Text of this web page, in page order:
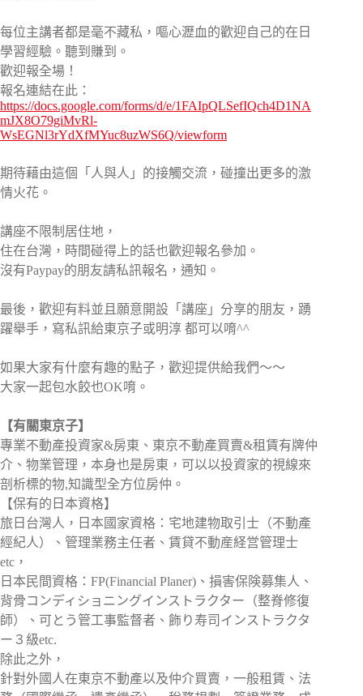
每位主講者都是毫不藏私，嘔心瀝血的歡迎自己的在日
學習經驗。聽到賺到。
歡迎報全場！
報名連結在此：
https://docs.google.com/forms/d/e/1FAIpQLSefIQch4D1NA
mJX8O79giMvRl-
WsEGNl3rYdXfMYuc8uzWS6Q/viewform
期待藉由這個「人與人」的接觸交流，碰撞出更多的激
情火花。
講座不限制居住地，
住在台灣，時間碰得上的話也歡迎報名參加。
沒有Paypay的朋友請私訊報名，通知。
最後，歡迎有料並且願意開設「講座」分享的朋友，踴
躍舉手，寫私訊給東京子或明淳 都可以唷^^
如果大家有什麼有趣的點子，歡迎提供給我們～～
大家一起包水餃也OK唷。
【有關東京子】
專業不動產投資家&房東、東京不動產買賣&租賃有牌仲
介、物業管理，本身也是房東，可以以投資家的視線來
剖析標的物,知識型全方位房仲。
【保有的日本資格】
旅日台灣人，日本國家資格：宅地建物取引士（不動產
經紀人）、管理業務主任者、賃貸不動産経営管理士
etc，
日本民間資格：FP(Financial Planer)、損害保険募集人、
背骨コンディショニングインストラクター（整脊修復
師）、可とう管工事監督者、飾り寿司インストラクタ
ー３級etc.
除此之外，
針對外國人在東京不動產以及仲介買賣，一般租賃、法